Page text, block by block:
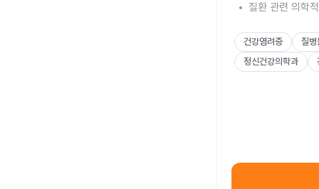
질환 관련 의학
건강염려증
질병
정신건강의학과